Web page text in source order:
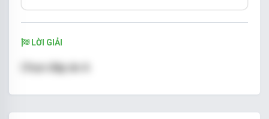
LỜI GIẢI
Chọn đáp án A